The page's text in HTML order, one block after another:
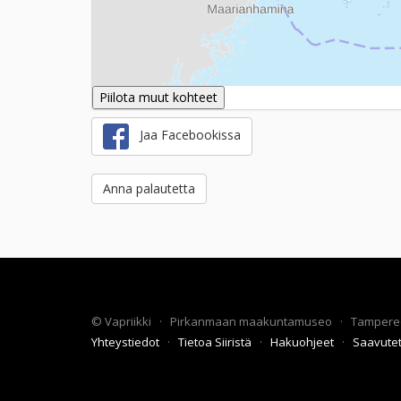
Piilota muut kohteet
Jaa Facebookissa
Anna palautetta
© Vapriikki · Pirkanmaan maakuntamuseo ·
Yhteystiedot · Tietoa Siiristä · Hakuohjeet ·